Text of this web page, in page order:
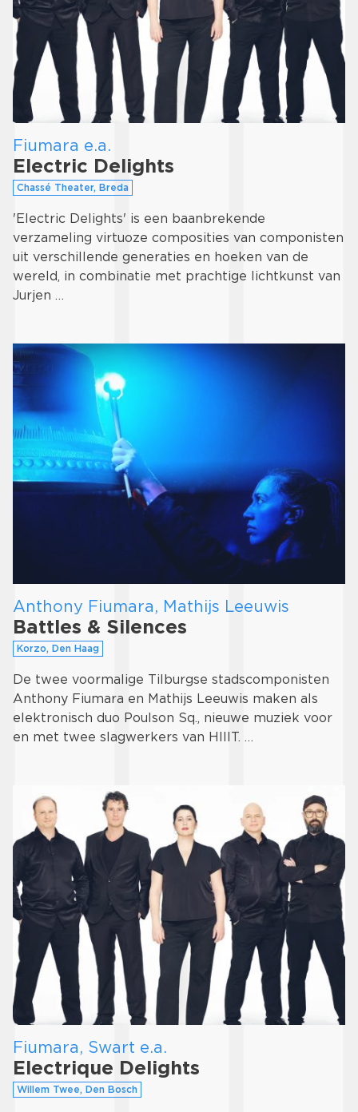
Fiumara e.a.
Electric Delights
Chassé Theater, Breda
'Electric Delights' is een baanbrekende
verzameling virtuoze composities van componisten
uit verschillende generaties en hoeken van de
wereld, in combinatie met prachtige lichtkunst van
Jurjen …
Anthony Fiumara, Mathijs Leeuwis
Battles & Silences
Korzo, Den Haag
De twee voormalige Tilburgse stadscomponisten
Anthony Fiumara en Mathijs Leeuwis maken als
elektronisch duo Poulson Sq., nieuwe muziek voor
en met twee slagwerkers van HIIIT. …
Fiumara, Swart e.a.
Electrique Delights
Willem Twee, Den Bosch